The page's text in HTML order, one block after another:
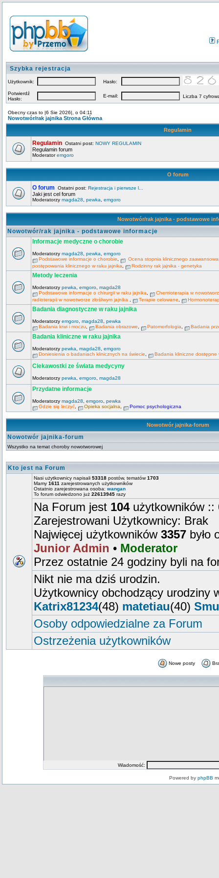
Szybka rejestracja
Użytkownik: Hasło:
Potwierdź
Hasło:
E-mail: Liczba 7
Obecny czas to |6 Sie 2026|, o 04:11
Nowotwór/rak jajnika Strona Główna
Regulamin
Regulamin Ostatni post: NOWY REGULAMIN
Regulamin forum
Moderatoremgoro
O forum
O forum Ostatni post: Rejestracja i pierwsze l...
Jaki jest cel forum
Moderatorzy magda28 pewka emgoro
Nowotwór/rak jajnika - podstawowe
Nowotwór/rak jajnika - podstawowe informacje
Informacje medyczne o chorobie
Moderatorzy magda28 pewka
emgoro
Podstawowe informacje o chorobie
Ocena stopnia klinicznego
postępowania klinicznego w raku jajnika
Rodzinny rak jajnika - genetyka
Metody leczenia
Moderatorzy pewka emgoro magda28
Podstawowe informacje o chirurgii w raku jajnika
Chemioterapia w
radioterapii w nowotworze złośliwym jajnika
Terapie celowane
Badania diagnostyczne w raku jajnika
Moderatorzy emgoro magda28
pewka
Badania krwi i moczu
Badania obrazowe Patomorfologia Badania
Badania kliniczne w raku jajnika
Moderatorzy pewka magda28
emgoro
Doniesienia o badaniach klinicznych na świecie
Badania kliniczne dostępne
Ciekawostki ze świata medycyny
Moderatorzy pewka emgoro magda28
Przydatne informacje
Moderatorzy magda28 emgoro pewka
Gdzie się leczyć
Opieka socjalna Pomoc psychologiczna
Nowotwór jajnika-forum
Nowotwór jajnika-forum
Wszystko na temat choroby nowotworowej
Kto jest na Forum
Nasi użytkownicy napisali 53318 postów, tematów1703
Mamy 1611 zarejestrowanych użytkowników
Ostatnio zarejestrowana osoba: wangan
To forum odwiedzono już 22613945 razy
Na Forum jest 104użytkowników ::
Zarejestrowani Użytkownicy: Brak
Najwięcej użytkowników 3357 było
Junior Admin • Moderator
Przez ostatnie 24 godziny byli na
Nikt nie ma dziś urodzin.
Użytkownicy obchodzący urodziny
Katrix81234(48) matetiau(40)
Osoby odpowiedzialne za Forum
Ostrzeżenia użytkowników
Nowe posty
Wiadomość:
Powered by phpBB